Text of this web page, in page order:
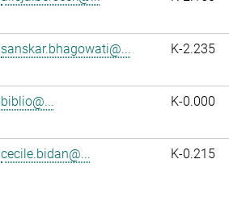
sanskar.bhagowati@... K-2.235
biblio@... K-0.000
cecile.bidan@... K-0.215